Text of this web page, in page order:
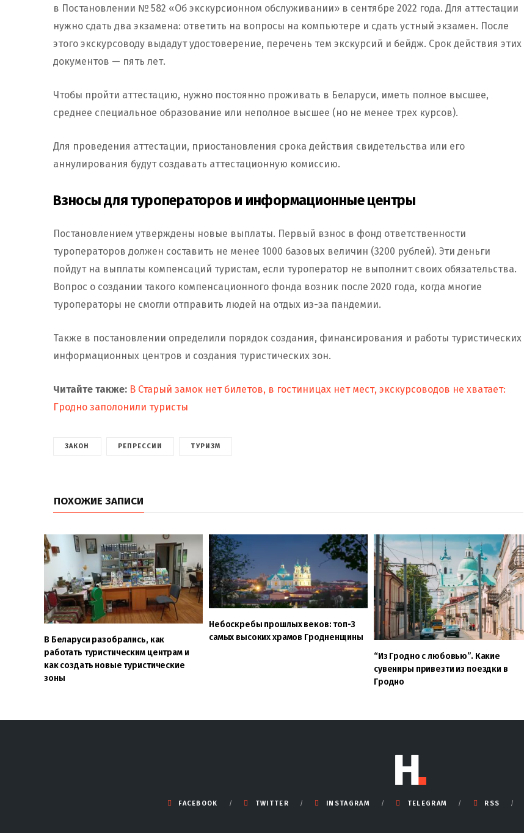
в Постановлении № 582 «Об экскурсионном обслуживании» в сентябре 2022 года. Для аттестации
нужно сдать два экзамена: ответить на вопросы на компьютере и сдать устный экзамен. После
этого экскурсоводу выдадут удостоверение, перечень тем экскурсий и бейдж. Срок действия этих
документов — пять лет.
Чтобы пройти аттестацию, нужно постоянно проживать в Беларуси, иметь полное высшее,
среднее специальное образование или неполное высшее (но не менее трех курсов).
Для проведения аттестации, приостановления срока действия свидетельства или его
аннулирования будут создавать аттестационную комиссию.
Взносы для туроператоров и информационные центры
Постановлением утверждены новые выплаты. Первый взнос в фонд ответственности
туроператоров должен составить не менее 1000 базовых величин (3200 рублей). Эти деньги
пойдут на выплаты компенсаций туристам, если туроператор не выполнит своих обязательства.
Вопрос о создании такого компенсационного фонда возник после 2020 года, когда многие
туроператоры не смогли отправить людей на отдых из-за пандемии.
Также в постановлении определили порядок создания, финансирования и работы туристических
информационных центров и создания туристических зон.
Читайте также: В Старый замок нет билетов, в гостиницах нет мест, экскурсоводов не хватает:
Гродно заполонили туристы
ЗАКОН РЕПРЕССИИ ТУРИЗМ
ПОХОЖИЕ ЗАПИСИ
В Беларуси разобрались, как
работать туристическим центрам и
как создать новые туристические
зоны
Небоскребы прошлых веков: топ-3
самых высоких храмов Гродненщины
“Из Гродно с любовью”. Какие
сувениры привезти из поездки в
Гродно
FACEBOOK TWITTER INSTAGRAM TELEGRAM RSS